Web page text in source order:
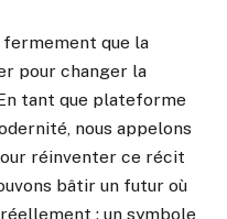
fermement que la
pour changer la
tant que plateforme
nous appelons
réinventer ce récit
bâtir un futur où
: un symbole